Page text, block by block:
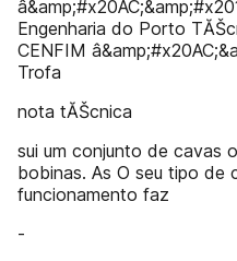
Engenharia do Porto
CENFIM
Trofa
nota tĂŠcnica
sui um conjunto de cavas
bobinas. As O seu tipo de
funcionamento faz
-